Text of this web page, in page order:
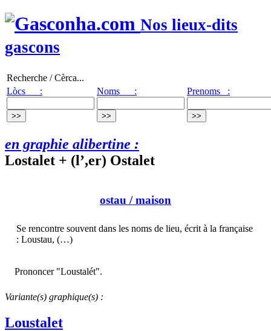
Nos lieux-dits
gascons
Recherche / Cèrca...
Lòcs :
Noms : Prenoms :
en graphie alibertine :
Lostalet + (l’,er) Ostalet
ostau / maison
Se rencontre souvent dans les noms de lieu, écrit à la française
: Loustau, (…)
Prononcer "Loustalét".
Variante(s) graphique(s) :
Loustalet